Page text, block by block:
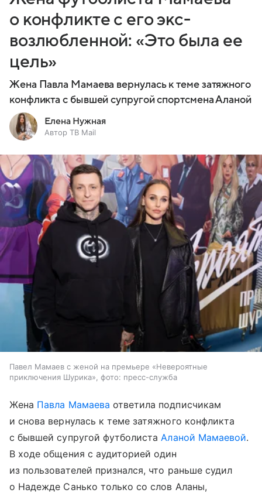
о конфликте с его экс-
возлюбленной: «Это была ее
цель»
Жена Павла Мамаева вернулась к теме затяжного
конфликта с бывшей супругой спортсмена Аланой
Елена Нужная
Автор ТВ Mail
Павел Мамаев с женой на премьере «Невероятные
приключения Шурика», фото: пресс-служба
Жена Павла Мамаева ответила подписчикам
и снова вернулась к теме затяжного конфликта
с бывшей супругой футболиста Аланой Мамаевой.
В ходе общения с аудиторией один
из пользователей признался, что раньше судил
о Надежде Санько только со слов Аланы,